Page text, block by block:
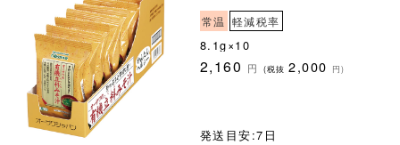
常温 軽減税率
8.1g×10
2,160 円 (税抜2,000 円)
発送目安:7日